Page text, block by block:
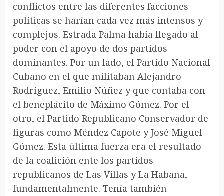
conflictos entre las diferentes facciones
políticas se harían cada vez más intensos y
complejos. Estrada Palma había llegado al
poder con el apoyo de dos partidos
dominantes. Por un lado, el Partido Nacional
Cubano en el que militaban Alejandro
Rodríguez, Emilio Núñez y que contaba con
el beneplácito de Máximo Gómez. Por el
otro, el Partido Republicano Conservador de
figuras como Méndez Capote y José Miguel
Gómez. Esta última fuerza era el resultado
de la coalición ente los partidos
republicanos de Las Villas y La Habana,
fundamentalmente. Tenía también